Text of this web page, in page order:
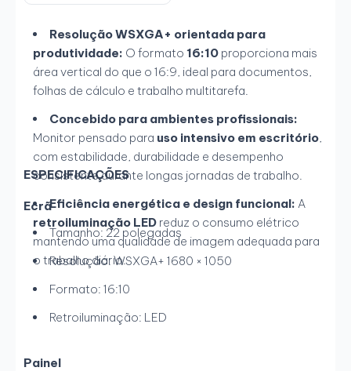
Resolução WSXGA+ orientada para
produtividade: O formato 16:10 proporciona mais
área vertical do que o 16:9, ideal para documentos,
folhas de cálculo e trabalho multitarefa.
Concebido para ambientes profissionais:
Monitor pensado para uso intensivo em escritório
com estabilidade, durabilidade e desempenho
consistente durante longas jornadas de trabalho.
Eficiência energética e design funcional: A
retroiluminação LED reduz o consumo elétrico
mantendo uma qualidade de imagem adequada para
o trabalho diário.
ESPECIFICAÇÕES
Ecrã
Tamanho: 22 polegadas
Resolução: WSXGA+ 1680 × 1050
Formato: 16:10
Retroiluminação: LED
Painel